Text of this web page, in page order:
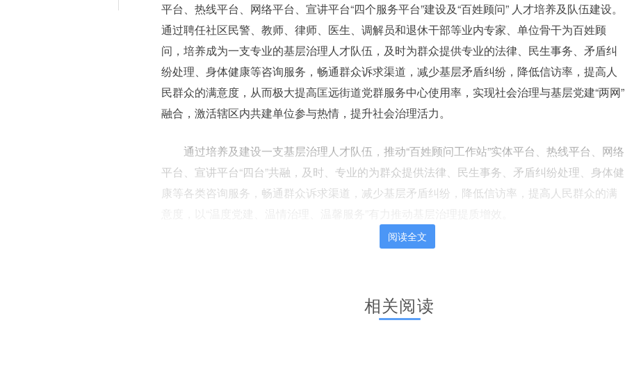
平台、热线平台、网络平台、宣讲平台“四个服务平台”建设及“百姓顾问” 人才培养及队伍建设。
通过聘任社区民警、教师、律师、医生、调解员和退休干部等业内专家、单位骨干为百姓顾
问，培养成为一支专业的基层治理人才队伍，及时为群众提供专业的法律、民生事务、矛盾纠
纷处理、身体健康等咨询服务，畅通群众诉求渠道，减少基层矛盾纠纷，降低信访率，提高人
民群众的满意度，从而极大提高匡远街道党群服务中心使用率，实现社会治理与基层党建“两网”
融合，激活辖区内共建单位参与热情，提升社会治理活力。
通过培养及建设一支基层治理人才队伍，推动“百姓顾问工作站”实体平台、热线平台、网络
平台、宣讲平台“四台”共融，及时、专业的为群众提供法律、民生事务、矛盾纠纷处理、身体健
康等各类咨询服务，畅通群众诉求渠道，减少基层矛盾纠纷，降低信访率，提高人民群众的满
阅读全文
相关阅读